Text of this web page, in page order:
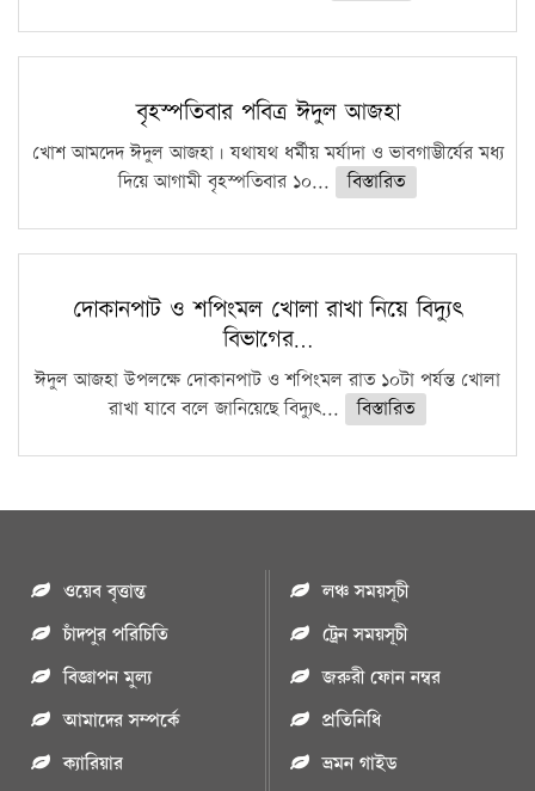
বৃহস্পতিবার পবিত্র ঈদুল আজহা
খোশ আমদেদ ঈদুল আজহা। যথাযথ ধর্মীয় মর্যাদা ও ভাবগাম্ভীর্যের মধ্য
দিয়ে আগামী বৃহস্পতিবার ১০...
বিস্তারিত
দোকানপাট ও শপিংমল খোলা রাখা নিয়ে বিদ্যুৎ
বিভাগের…
ঈদুল আজহা উপলক্ষে দোকানপাট ও শপিংমল রাত ১০টা পর্যন্ত খোলা
রাখা যাবে বলে জানিয়েছে বিদ্যুৎ...
বিস্তারিত
ওয়েব বৃত্তান্ত
চাঁদপুর পরিচিতি
বিজ্ঞাপন মুল্য
আমাদের সম্পর্কে
ক্যারিয়ার
লঞ্চ সময়সূচী
ট্রেন সময়সূচী
জরুরী ফোন নম্বর
প্রতিনিধি
ভ্রমন গাইড